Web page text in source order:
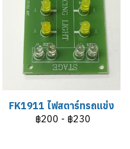
FK1911 ไฟสตาร์ทรถแข่ง
฿200 - ฿230